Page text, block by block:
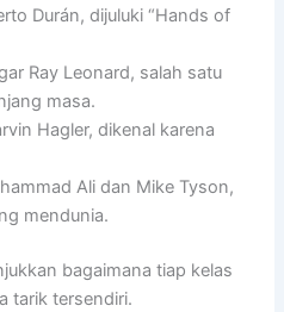
Durán, dijuluki “Hands of
Ray Leonard, salah satu
masa.
Hagler, dikenal karena
Ali dan Mike Tyson,
mendunia.
bagaimana tiap kelas
tarik tersendiri.